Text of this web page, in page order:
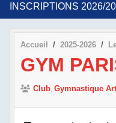
INSCRIPTIONS 2026/
Accueil 2025-2026
GYM
Club Gymnastique